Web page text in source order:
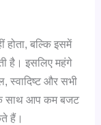
होता, बल्कि इसमें
है। इसलिए महंगे
स्वादिष्ट और सभी
के साथ आप कम बजट
हैं।